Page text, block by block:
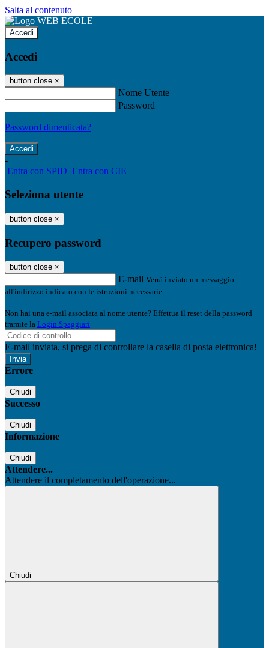
Salta al contenuto
Accedi
Accedi
button close ×
Nome Utente
Password
Password dimenticata?
-
Entra con SPID Entra con CIE
Seleziona utente
button close ×
Recupero password
button close ×
E-mail Verrà inviato un messaggio
all'indirizzo indicato con le istruzioni necessarie.
Non hai una e-mail associata al nome utente? Effettua il reset della password
tramite la Login Spaggiari
E-mail inviata, si prega di controllare la casella di posta elettronica!
Errore
Chiudi
Successo
Chiudi
Informazione
Chiudi
Attendere...
Attendere il completamento dell'operazione...
Chiudi